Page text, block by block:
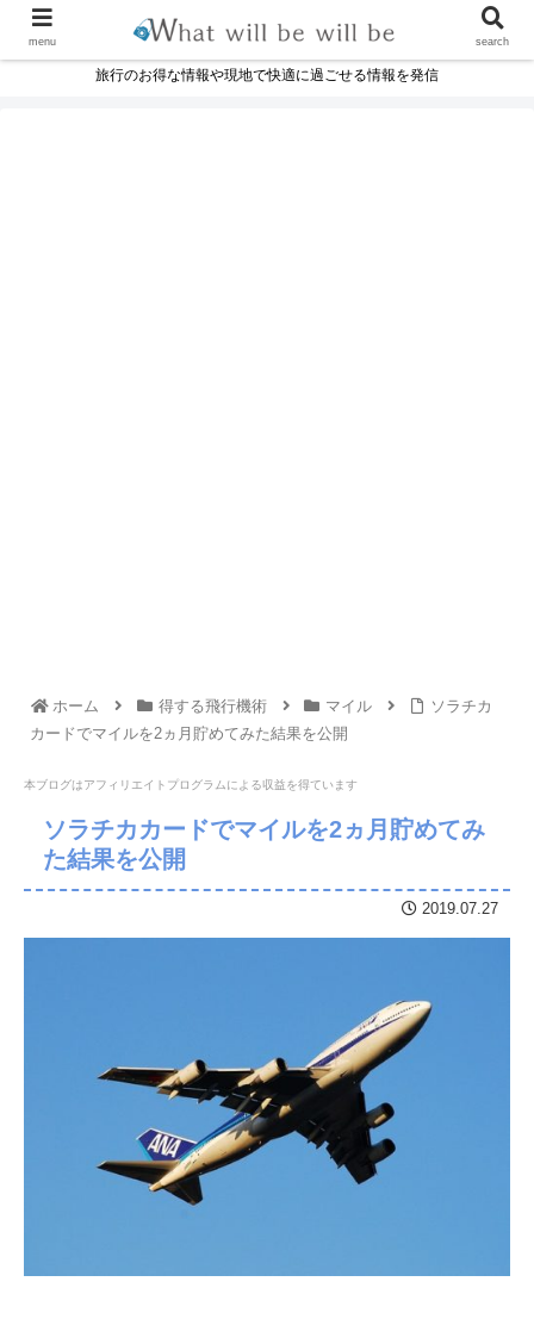
旅行のお得な情報や現地で快適に過ごせる情報を発信
ホーム 得する飛行機術 マイル
ソラチカ
カードでマイルを2ヵ月貯めてみた結果を公開
本ブログはアフィリエイトプログラムによる収益を得ています
ソラチカカードでマイルを2ヵ月貯めてみ
た結果を公開
2019.07.27
menu search